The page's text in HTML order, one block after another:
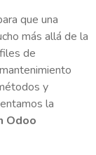
que una
más allá de la
de
y
la
Odoo